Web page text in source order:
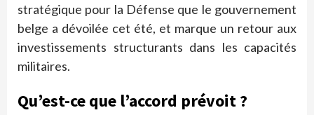
stratégique pour la Défense que le gouvernement
belge a dévoilée cet été, et marque un retour aux
investissements structurants dans les capacités
militaires.
Qu’est-ce que l’accord prévoit ?